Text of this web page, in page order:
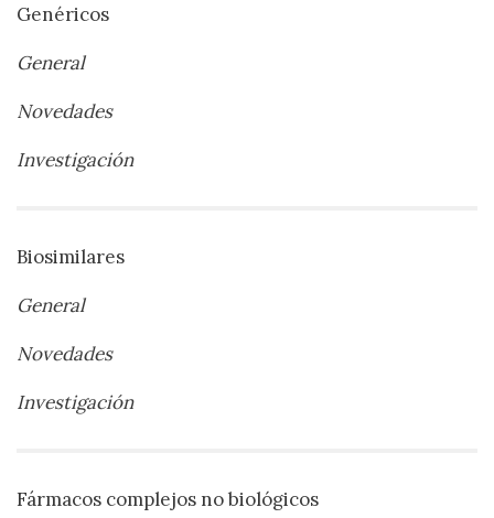
Genéricos
General
Novedades
Investigación
Biosimilares
General
Novedades
Investigación
Fármacos complejos no biológicos